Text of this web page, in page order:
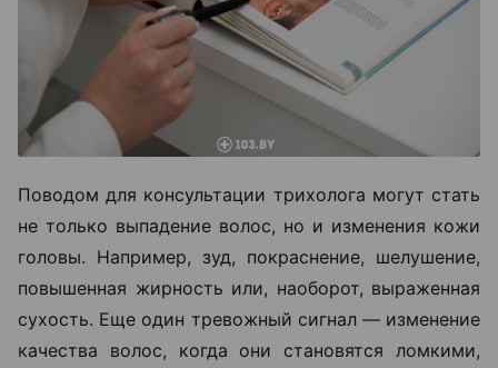
Поводом для консультации трихолога могут стать
не только выпадение волос, но и изменения кожи
головы. Например, зуд, покраснение, шелушение,
повышенная жирность или, наоборот, выраженная
сухость. Еще один тревожный сигнал — изменение
качества волос, когда они становятся ломкими,